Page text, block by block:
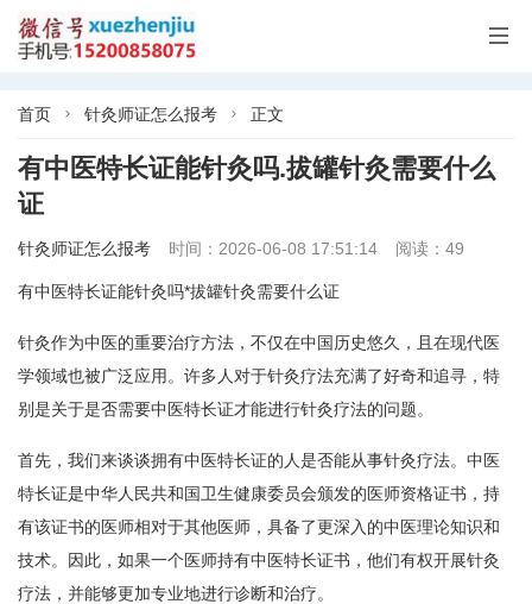

首页  针灸师证怎么报考  正文
有中医特长证能针灸吗.拔罐针灸需要什么
证
针灸师证怎么报考 时间：2026-06-08 17:51:14 阅读：49
有中医特长证能针灸吗*拔罐针灸需要什么证
针灸作为中医的重要治疗方法，不仅在中国历史悠久，且在现代医
学领域也被广泛应用。许多人对于针灸疗法充满了好奇和追寻，特
别是关于是否需要中医特长证才能进行针灸疗法的问题。
首先，我们来谈谈拥有中医特长证的人是否能从事针灸疗法。中医
特长证是中华人民共和国卫生健康委员会颁发的医师资格证书，持
有该证书的医师相对于其他医师，具备了更深入的中医理论知识和
技术。因此，如果一个医师持有中医特长证书，他们有权开展针灸
疗法，并能够更加专业地进行诊断和治疗。